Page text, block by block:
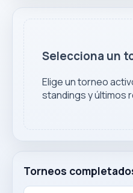
Torneos
Selecciona un
Elige un torneo
standings y últimos